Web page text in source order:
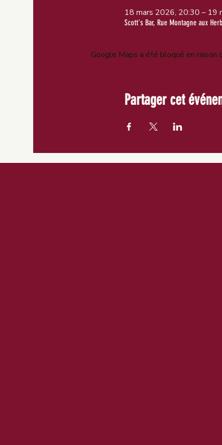
18 mars 2026, 20:30 – 19
Scott's Bar, Rue Montagne aux
Google Maps a été bloqué en raison
Partager cet